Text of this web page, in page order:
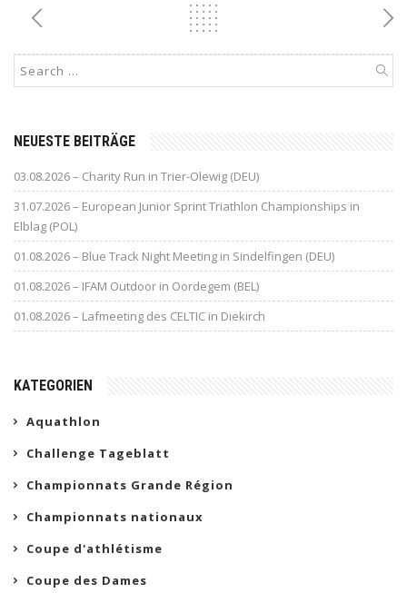
NEUESTE BEITRÄGE
03.08.2026 – Charity Run in Trier-Olewig (DEU)
31.07.2026 – European Junior Sprint Triathlon Championships in
Elblag (POL)
01.08.2026 – Blue Track Night Meeting in Sindelfingen (DEU)
01.08.2026 – IFAM Outdoor in Oordegem (BEL)
01.08.2026 – Lafmeeting des CELTIC in Diekirch
KATEGORIEN
Aquathlon
Challenge Tageblatt
Championnats Grande Région
Championnats nationaux
Coupe d'athlétisme
Coupe des Dames